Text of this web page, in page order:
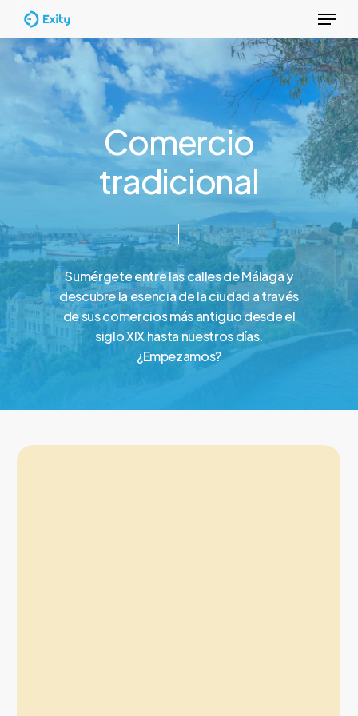
Skip
to
main
content
Menu
Comercio
tradicional
SumérgeteentrelascallesdeMálagay
descubrelaesenciadelaciudad através
desuscomerciosmásantiguodesdeel
sigloXIXhasta nuestrosdías.
¿Empezamos?
Close
Menu